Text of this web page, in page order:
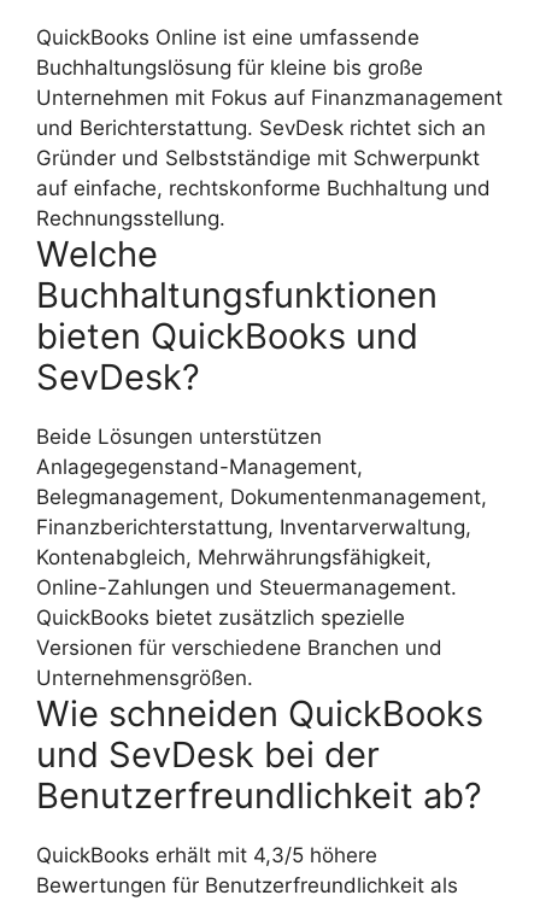
QuickBooks Online ist eine umfassende
Buchhaltungslösung für kleine bis große
Unternehmen mit Fokus auf Finanzmanagement
und Berichterstattung. SevDesk richtet sich an
Gründer und Selbstständige mit Schwerpunkt
auf einfache, rechtskonforme Buchhaltung und
Rechnungsstellung.
Welche
Buchhaltungsfunktionen
bieten QuickBooks und
SevDesk?
Beide Lösungen unterstützen
Anlagegegenstand-Management,
Belegmanagement, Dokumentenmanagement,
Finanzberichterstattung, Inventarverwaltung,
Kontenabgleich, Mehrwährungsfähigkeit,
Online-Zahlungen und Steuermanagement.
QuickBooks bietet zusätzlich spezielle
Versionen für verschiedene Branchen und
Unternehmensgrößen.
Wie schneiden QuickBooks
und SevDesk bei der
Benutzerfreundlichkeit ab?
QuickBooks erhält mit 4,3/5 höhere
Bewertungen für Benutzerfreundlichkeit als